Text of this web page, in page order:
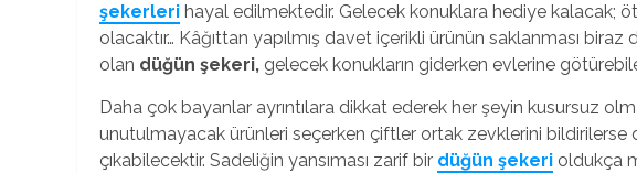
şekerleri hayal edilmektedir. Gelecek konuklara hediye kalacak;
olacaktır… Kâğıttan yapılmış davet içerikli ürünün saklanması
olan düğün şekeri, gelecek konukların giderken evlerine
Daha çok bayanlar ayrıntılara dikkat ederek her şeyin kusursuz
unutulmayacak ürünleri seçerken çiftler ortak zevklerini bildirilerse
çıkabilecektir. Sadeliğin yansıması zarif bir düğün şekeri oldukça